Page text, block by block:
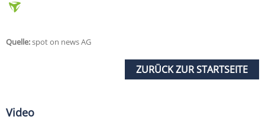
Quelle:spot on news AG
ZURÜCK ZUR STARTSEITE
Video